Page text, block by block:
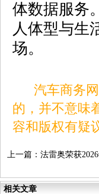
体数据服务
人体型与生
场。
汽车商务网
的，并不意味
容和版权有疑
上一篇： 法雷奥荣获
相关文章